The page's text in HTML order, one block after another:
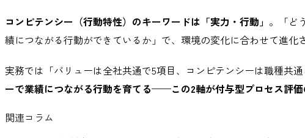
コンピテンシー（行動特性）のキーワードは「実力・行動」 。「ど
績につながる行動ができているか」で、環境の変化に合わせて進化
実務では「バリューは全社共通で5項目、コンピテンシーは職種共
ーで業績につながる行動を育てる——この2軸が付与型プロセス評価
関連コラム